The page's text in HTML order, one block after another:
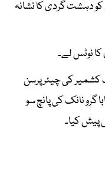
دہشت گردی کا نشانہ
نوٹس لے۔
کشمیر کی چیئر پرسن
گرو نانک کی پانچ سو
پیش کیا۔